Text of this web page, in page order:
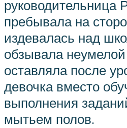
руководительница
пребывала на
издевалась над
обзывала
оставляла после
девочка вместо
выполнения
мытьем полов.